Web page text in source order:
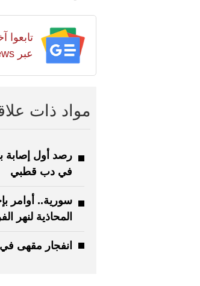
تابعوا
عبر Google news
مواد ذات
رصد أول إصابة
في دب قطبي
سورية.. أوامر
المحاذية لنهر
انفجار مقهى في